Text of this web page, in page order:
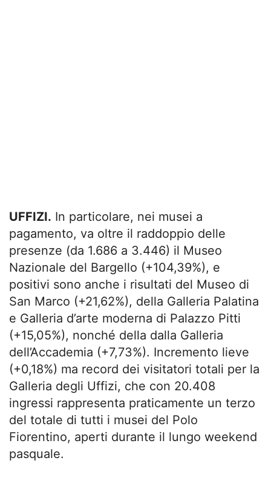
UFFIZI. In particolare, nei musei a
pagamento, va oltre il raddoppio delle
presenze (da 1.686 a 3.446) il Museo
Nazionale del Bargello (+104,39%), e
positivi sono anche i risultati del Museo di
San Marco (+21,62%), della Galleria Palatina
e Galleria d’arte moderna di Palazzo Pitti
(+15,05%), nonché della dalla Galleria
dell’Accademia (+7,73%). Incremento lieve
(+0,18%) ma record dei visitatori totali per la
Galleria degli Uffizi, che con 20.408
ingressi rappresenta praticamente un terzo
del totale di tutti i musei del Polo
Fiorentino, aperti durante il lungo weekend
pasquale.